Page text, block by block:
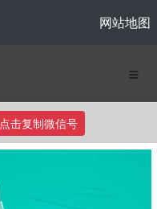
网站地图
点击复制微信号